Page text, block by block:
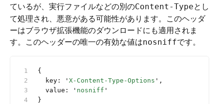
ているが、実行ファイルなどの別のContent-Typeとし
て処理され、悪意がある可能性があります。このヘッダ
ーはブラウザ拡張機能のダウンロードにも適用されま
す。このヘッダーの唯一の有効な値はnosniffです。
{
  key:
' X-Content-Type-Options ' ,
  value:
' nosniff '
}